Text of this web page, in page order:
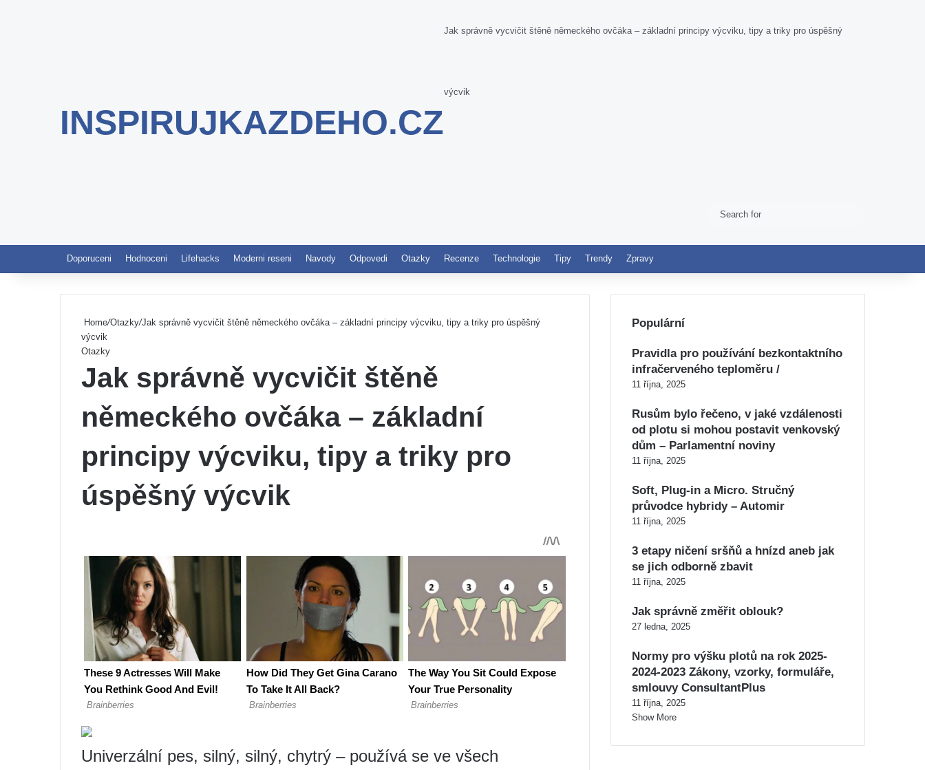
INSPIRUJKAZDEHO.CZ
Jak správně vycvičit štěně německého ovčáka – základní principy výcviku, tipy a triky pro úspěšný
výcvik
Switch skin
Doporuceni Hodnoceni Lifehacks Moderni reseni Navody Odpovedi Otazky Recenze Technologie Tipy Trendy Zpravy
Home/Otazky/Jak správně vycvičit štěně německého ovčáka – základní principy výcviku, tipy a triky pro úspěšný
výcvik
Otazky
Jak správně vycvičit štěně
německého ovčáka – základní
principy výcviku, tipy a triky pro
úspěšný výcvik
Univerzální pes, silný, silný, chytrý – používá se ve všech
Populární
Pravidla pro používání bezkontaktního
infračerveného teploměru /
11 října, 2025
Rusům bylo řečeno, v jaké vzdálenosti
od plotu si mohou postavit venkovský
dům – Parlamentní noviny
11 října, 2025
Soft, Plug-in a Micro. Stručný
průvodce hybridy – Automir
11 října, 2025
3 etapy ničení sršňů a hnízd aneb jak
se jich odborně zbavit
11 října, 2025
Jak správně změřit oblouk?
27 ledna, 2025
Normy pro výšku plotů na rok 2025-
2024-2023 Zákony, vzorky, formuláře,
smlouvy ConsultantPlus
11 října, 2025
Show More